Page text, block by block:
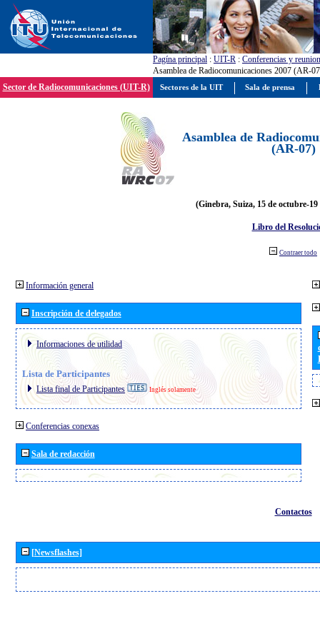
Pagína principal : UIT-R : Conferencias y
Asamblea de Radiocomunicaciones 2007 (AR-
Sector de Radiocomunicaciones (UIT-R)
Asamblea de
(AR-07)
(Ginebra, Suiza, 15 de octubre-19
Libro del
Contraer todo
Información general
Inscripción de delegados
Informaciones de utilidad
Lista de Participantes
Lista final de Participantes Inglés solamente
Conferencias conexas
Sala de redacción
Contactos
[Newsflashes]
Sectores de la UIT Sala de prensa